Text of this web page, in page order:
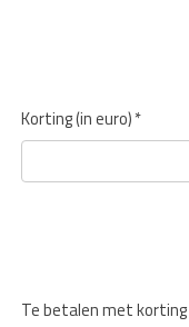
Korting (in euro)*
Te betalen met korting